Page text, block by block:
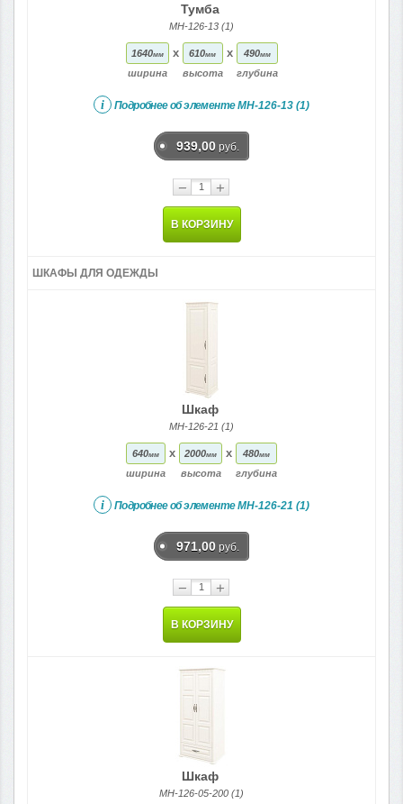
Тумба
МН-126-13 (1)
1640мм
ширина
x 610мм
высота
x 490мм
глубина
i Подробнее об элементеМН-126-13 (1)
939,00 руб.
− +
В КОРЗИНУ
ШКАФЫ ДЛЯ ОДЕЖДЫ
Шкаф
МН-126-21 (1)
640мм
ширина
x 2000мм
высота
x 480мм
глубина
i Подробнее об элементеМН-126-21 (1)
971,00 руб.
− +
В КОРЗИНУ
Шкаф
МН-126-05-200 (1)